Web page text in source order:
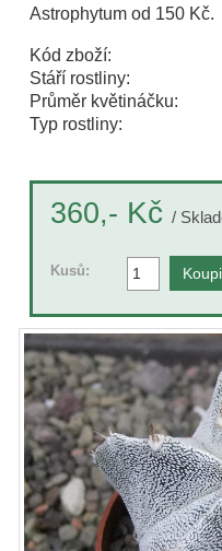
Astrophytum od 150 Kč.
Kód zboží:
Stáří rostliny:
Průměr květináčku:
Typ rostliny:
360,- Kč /
Kusů: